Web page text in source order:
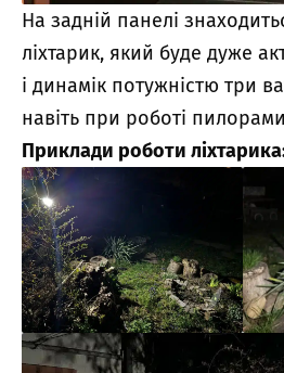
На задній панелі
ліхтарик, який буде дуже
і динамік потужністю три
навіть при роботі
Приклади роботи